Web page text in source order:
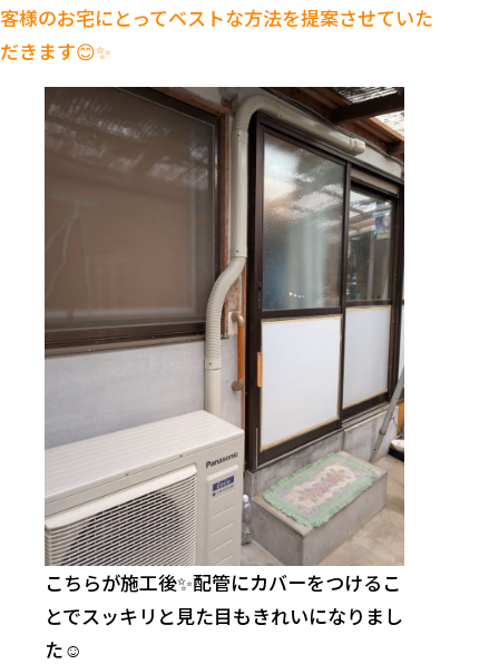
客様のお宅にとってベストな方法を提案させていた
だきます😊✨
こちらが施工後✨配管にカバーをつけるこ
とでスッキリと見た目もきれいになりまし
た☺️